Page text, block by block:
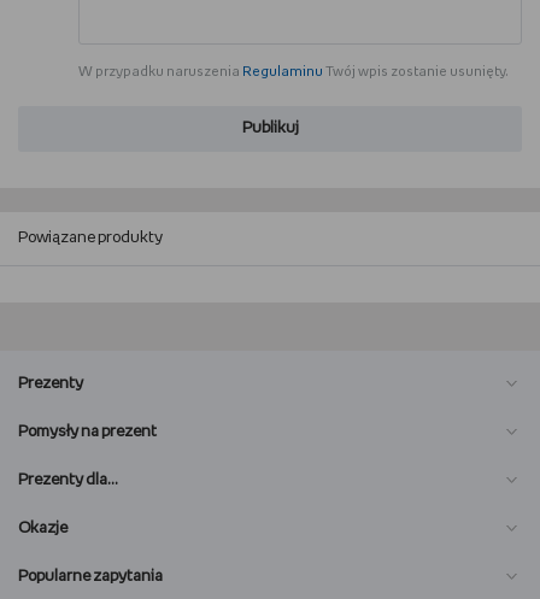
W przypadku naruszenia Regulaminu Twój wpis zostanie usunięty.
Publikuj
Powiązane produkty
Prezenty
Pomysły na prezent
Prezenty dla…
Okazje
Popularne zapytania